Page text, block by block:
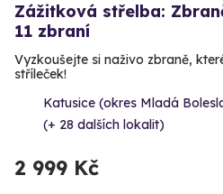
Zážitková střelba:
11 zbraní
Vyzkoušejte si naživo zbraně,
stříleček!
Katusice (okres Mladá
(+ 28 dalších lokalit)
2 999 Kč